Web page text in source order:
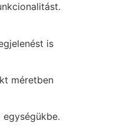
is
méretben